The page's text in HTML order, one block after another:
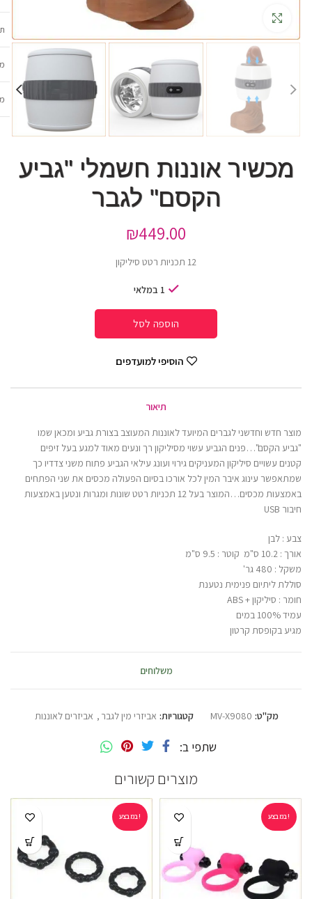
מכשיר אוננות חשמלי "גביע
הקסם" לגבר
₪449.00
12 תכניות רטט סיליקון
1 במלאי
הוספה לסל
הוסיפי למועדפים
תיאור
מוצר חדש וחדשני לגברים המיועד לאוננות המעוצב בצורת גביע ומכאן שמו
"גביע הקסם"…פנים הגביע עשוי מסיליקון רך ונעים מאוד למגע בעל זיפים
קטנים עשויים סיליקון המעניקים גירוי ועונג עילאי הגביע פתוח משני צדדיו כך
שמתאפשר עינוג איבר המין לכל אורכו בסיום הפעולה מכסים את שני הפתחים
באמצעות מכסים…המוצר בעל 12 תכניות רטט שונות ומגרות ונטען באמצעות
חיבור USB
צבע : לבן
אורך : 10.2 ס"מ קוטר : 9.5 ס"מ
משקל : 480 גר'
סוללת ליתיום פנימית נטענת
חומר : סיליקון + ABS
עמיד 100% במים
מגיע בקופסת קרטון
משלוחים
מק"ט: MV-X9080 קטגוריות: אביזרי מין לגבר , אביזרים לאוננות
שתפי ב
מוצרים קשורים
במבצע! במבצע!